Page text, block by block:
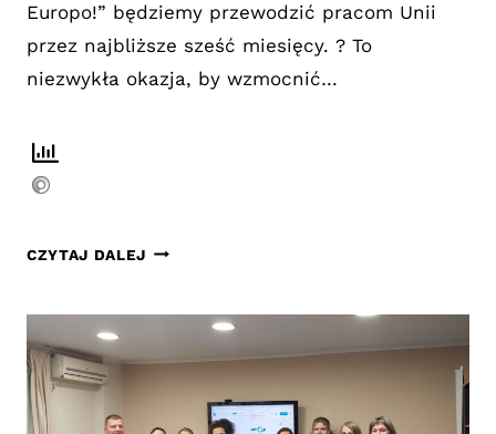
Europo!” będziemy przewodzić pracom Unii
przez najbliższe sześć miesięcy. ? To
niezwykła okazja, by wzmocnić…
CZYTAJ DALEJ POLSKA
EUROPEJSKIEJ